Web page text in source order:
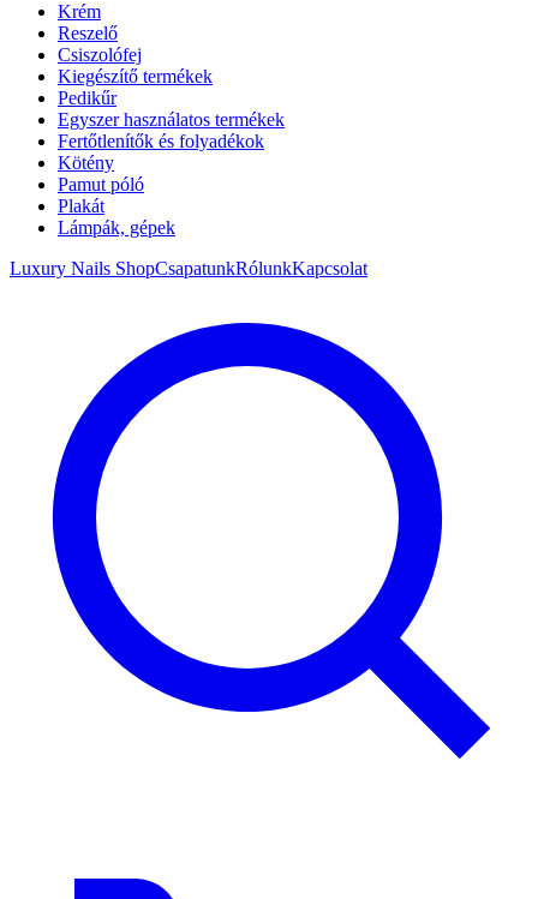
Krém
Reszelő
Csiszolófej
Kiegészítő termékek
Pedikűr
Egyszer használatos termékek
Fertőtlenítők és folyadékok
Kötény
Pamut póló
Plakát
Lámpák, gépek
Luxury Nails ShopCsapatunkRólunkKapcsolat